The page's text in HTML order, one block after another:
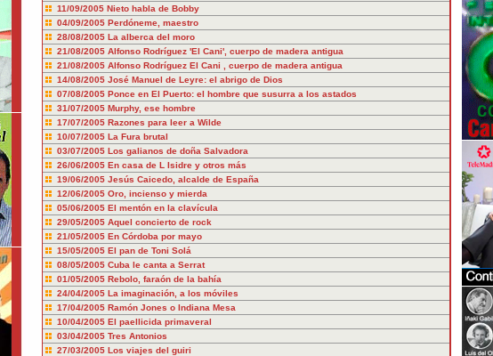
11/09/2005 Nieto habla de Bobby
04/09/2005 Perdóneme, maestro
28/08/2005 La alberca del moro
21/08/2005 Alfonso Rodríguez 'El Cani', cuerpo de madera antigua
21/08/2005 Alfonso Rodríguez El Cani , cuerpo de madera antigua
14/08/2005 José Manuel de Leyre: el abrigo de Dios
07/08/2005 Ponce en El Puerto: el hombre que susurra a los astados
31/07/2005 Murphy, ese hombre
17/07/2005 Razones para leer a Wilde
10/07/2005 La Fura brutal
03/07/2005 Los galianos de doña Salvadora
26/06/2005 En casa de L Isidre y otros más
19/06/2005 Jesús Caicedo, alcalde de España
12/06/2005 Oro, incienso y mierda
05/06/2005 El mentón en la clavícula
29/05/2005 Aquel concierto de rock
21/05/2005 En Córdoba por mayo
15/05/2005 El pan de Toni Solá
08/05/2005 Cuba le canta a Serrat
01/05/2005 Rebolo, faraón de la bahía
24/04/2005 La imaginación, a los móviles
17/04/2005 Ramón Jones o Indiana Mesa
10/04/2005 El paellicida primaveral
03/04/2005 Tres Antonios
27/03/2005 Los viajes del guiri